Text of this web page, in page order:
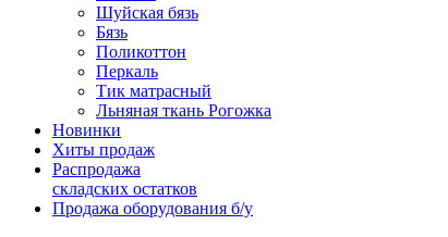
Шуйская бязь
Бязь
Поликоттон
Перкаль
Тик матрасный
Льняная ткань Рогожка
Новинки
Хиты продаж
Распродажа
складских остатков
Продажа оборудования б/у